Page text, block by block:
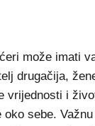
može imati
drugačija,
vrijednosti i
sebe.